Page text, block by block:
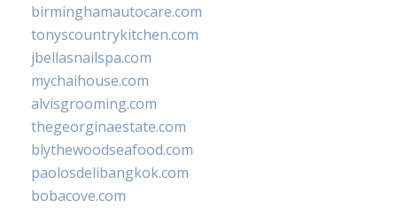
birminghamautocare.com
tonyscountrykitchen.com
jbellasnailspa.com
mychaihouse.com
alvisgrooming.com
thegeorginaestate.com
blythewoodseafood.com
paolosdelibangkok.com
bobacove.com